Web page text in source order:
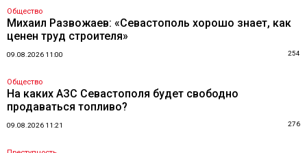
Общество
Михаил Развожаев: «Севастополь хорошо знает, как
ценен труд строителя»
09.08.2026 11:00 254
Общество
На каких АЗС Севастополя будет свободно
продаваться топливо?
09.08.2026 11:21 276